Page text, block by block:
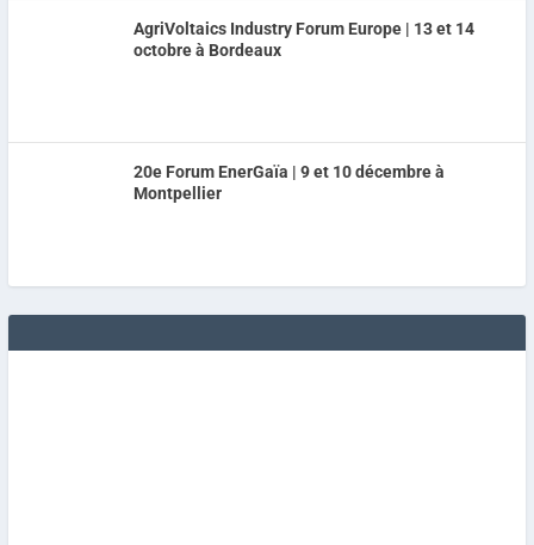
AgriVoltaics Industry Forum Europe | 13 et 14
octobre à Bordeaux
20e Forum EnerGaïa | 9 et 10 décembre à
Montpellier